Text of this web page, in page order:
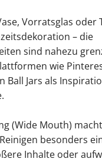
Vorratsglas oder
– die
sind nahezu
wie
Ball Jars als
(Wide Mouth)
besonders
Inhalte oder